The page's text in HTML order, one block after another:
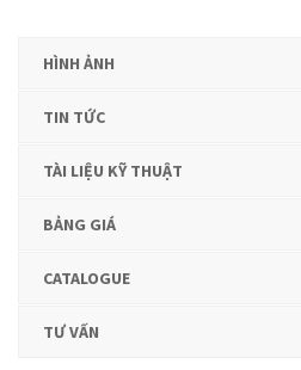
HÌNH ẢNH
TIN TỨC
TÀI LIỆU KỸ THUẬT
BẢNG GIÁ
CATALOGUE
TƯ VẤN